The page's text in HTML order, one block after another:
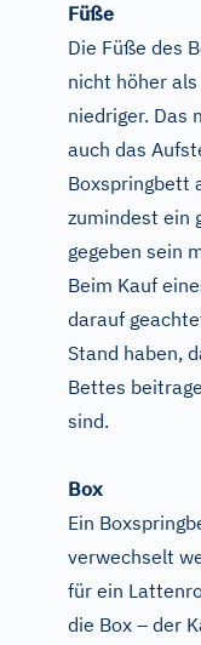
Füße
Die Füße des
nicht höher
niedriger. Das
auch das
Boxspringbett
zumindest ein
gegeben sein
Beim Kauf
darauf
Stand haben,
Bettes
sind.
Box
Ein
verwechselt
für ein
die Box – der